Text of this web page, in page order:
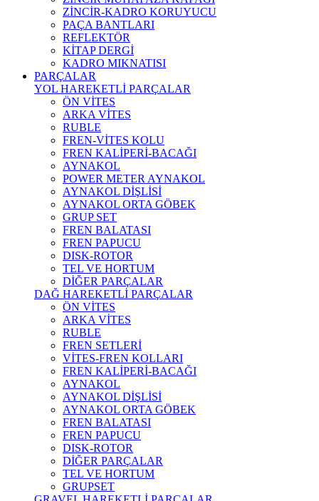
ZİNCİR-KADRO KORUYUCU
PAÇA BANTLARI
REFLEKTÖR
KİTAP DERGİ
KADRO MIKNATISI
PARÇALAR
YOL HAREKETLİ PARÇALAR
ÖN VİTES
ARKA VİTES
RUBLE
FREN-VİTES KOLU
FREN KALİPERİ-BACAĞI
AYNAKOL
POWER METER AYNAKOL
AYNAKOL DİŞLİSİ
AYNAKOL ORTA GÖBEK
GRUP SET
FREN BALATASI
FREN PAPUCU
DISK-ROTOR
TEL VE HORTUM
DİĞER PARÇALAR
DAĞ HAREKETLİ PARÇALAR
ÖN VİTES
ARKA VİTES
RUBLE
FREN SETLERİ
VİTES-FREN KOLLARI
FREN KALİPERİ-BACAĞI
AYNAKOL
AYNAKOL DİŞLİSİ
AYNAKOL ORTA GÖBEK
FREN BALATASI
FREN PAPUCU
DISK-ROTOR
DİĞER PARÇALAR
TEL VE HORTUM
GRUPSET